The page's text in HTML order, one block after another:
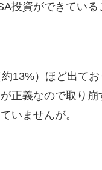
投資ができている
13%）ほど出て
正義なので取り
いませんが。